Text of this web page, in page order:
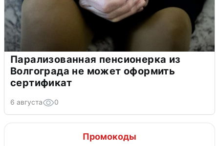
Парализованная пенсионерка из
Волгограда не может оформить
сертификат
6 августа 0
Промокоды